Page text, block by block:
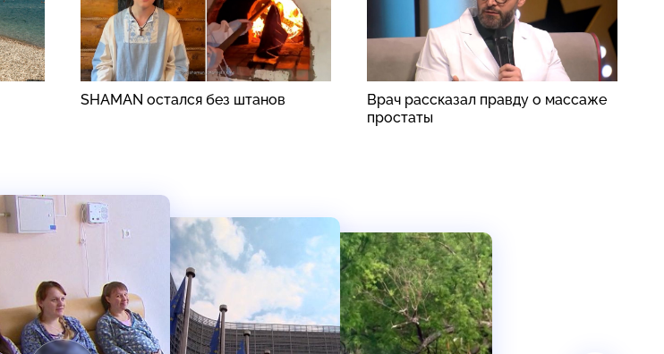
SHAMAN остался без штанов
Врач рассказал правду о массаже
простаты